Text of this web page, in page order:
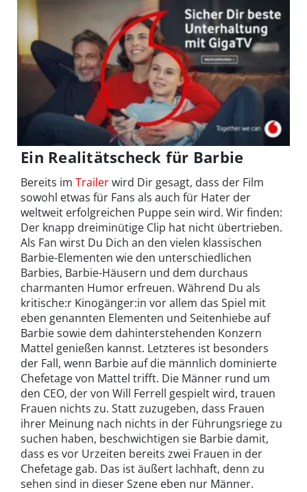
Ein Realitätscheck für Barbie
Bereits im Trailerwird Dir gesagt, dass der Film
sowohl etwas für Fans als auch für Hater der
weltweit erfolgreichen Puppe sein wird. Wir finden:
Der knapp dreiminütige Clip hat nicht übertrieben.
Als Fan wirst Du Dich an den vielen klassischen
Barbie-Elementen wie den unterschiedlichen
Barbies, Barbie-Häusern und dem durchaus
charmanten Humor erfreuen. Während Du als
kritische:r Kinogänger:in vor allem das Spiel mit
eben genannten Elementen und Seitenhiebe auf
Barbie sowie dem dahinterstehenden Konzern
Mattel genießen kannst. Letzteres ist besonders
der Fall, wenn Barbie auf die männlich dominierte
Chefetage von Mattel trifft. Die Männer rund um
den CEO, der von Will Ferrell gespielt wird, trauen
Frauen nichts zu. Statt zuzugeben, dass Frauen
ihrer Meinung nach nichts in der Führungsriege zu
suchen haben, beschwichtigen sie Barbie damit,
dass es vor Urzeiten bereits zwei Frauen in der
Chefetage gab. Das ist äußert lachhaft, denn zu
sehen sind in dieser Szene eben nur Männer.